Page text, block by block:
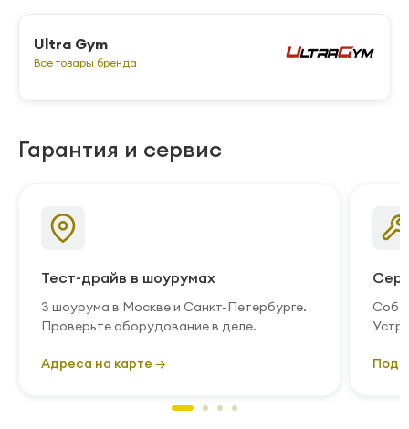
Ultra Gym
Все товары бренда
Гарантия и сервис
Тест-драйв в шоурумах
3 шоурума в Москве и Санкт-Петербурге.
Проверьте оборудование в деле.
Адреса на карте →